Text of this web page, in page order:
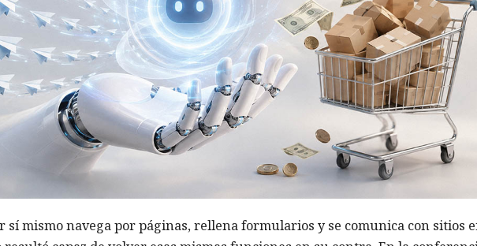
sí mismo navega por páginas, rellena formularios y se comunica con sitios